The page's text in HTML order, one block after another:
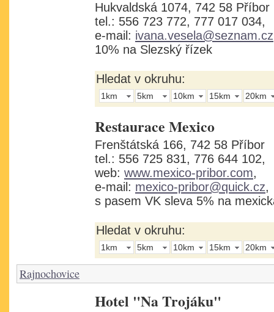
Hukvaldská 1074, 742 58 Příbor
tel.: 556 723 772, 777 017 034,
e-mail: ivana.vesela@seznam.cz
10% na Slezský řízek
Hledat v okruhu:
1km 5km 10km 15km 20km
Restaurace Mexico
Frenštátská 166, 742 58 Příbor
tel.: 556 725 831, 776 644 102,
web: www.mexico-pribor.com,
e-mail: mexico-pribor@quick.cz,
s pasem VK sleva 5% na
Hledat v okruhu:
1km 5km 10km 15km 20km
Rajnochovice
Hotel "Na Trojáku"